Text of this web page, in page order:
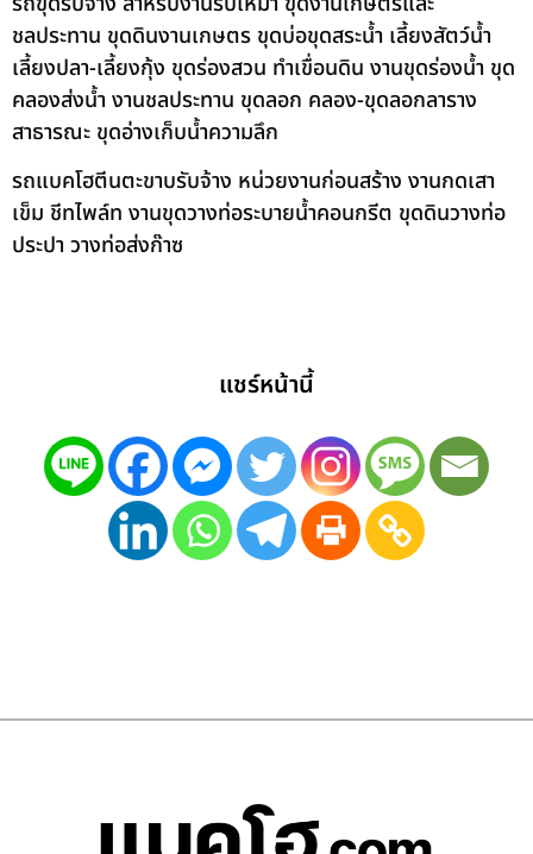
ชลประทาน ขุดดินงานเกษตร ขุดบ่อขุดสระน้ำ เลี้ยงสัตว์น้ำ
เลี้ยงปลา-เลี้ยงกุ้ง ขุดร่องสวน ทำเขื่อนดิน งานขุดร่องน้ำ ขุด
คลองส่งน้ำ งานชลประทาน ขุดลอก คลอง-ขุดลอกลาราง
สาธารณะ ขุดอ่างเก็บน้ำความลึก
รถแบคโฮตีนตะขาบรับจ้าง หน่วยงานก่อนสร้าง งานกดเสา
เข็ม ชีทไพล์ท งานขุดวางท่อระบายน้ำคอนกรีต ขุดดินวางท่อ
ประปา วางท่อส่งก๊าซ
แชร์หน้านี้